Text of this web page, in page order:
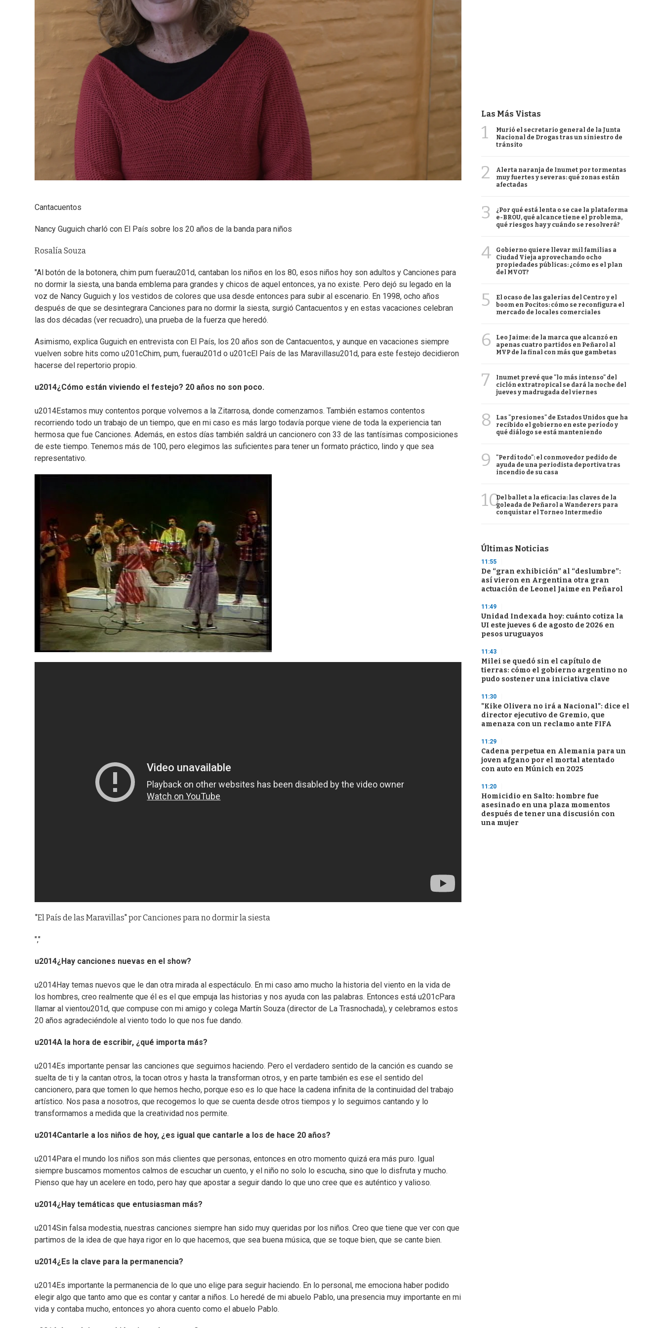
Cantacuentos
Nancy Guguich charló con El País sobre los 20 años de la banda para niños
Rosalía Souza
"Al botón de la botonera, chim pum fuerau201d, cantaban los niños en los 80, esos niños hoy son adultos y Canciones para
no dormir la siesta, una banda emblema para grandes y chicos de aquel entonces, ya no existe. Pero dejó su legado en la
voz de Nancy Guguich y los vestidos de colores que usa desde entonces para subir al escenario. En 1998, ocho años
después de que se desintegrara Canciones para no dormir la siesta, surgió Cantacuentos y en estas vacaciones celebran
las dos décadas (ver recuadro), una prueba de la fuerza que heredó.
Asimismo, explica Guguich en entrevista con El País, los 20 años son de Cantacuentos, y aunque en vacaciones siempre
vuelven sobre hits como u201cChim, pum, fuerau201d o u201cEl País de las Maravillasu201d, para este festejo decidieron
hacerse del repertorio propio.
u2014¿Cómo están viviendo el festejo? 20 años no son poco.
u2014Estamos muy contentos porque volvemos a la Zitarrosa, donde comenzamos. También estamos contentos
recorriendo todo un trabajo de un tiempo, que en mi caso es más largo todavía porque viene de toda la experiencia tan
hermosa que fue Canciones. Además, en estos días también saldrá un cancionero con 33 de las tantísimas composiciones
de este tiempo. Tenemos más de 100, pero elegimos las suficientes para tener un formato práctico, lindo y que sea
representativo.
"El País de las Maravillas" por Canciones para no dormir la siesta
","
u2014¿Hay canciones nuevas en el show?
u2014Hay temas nuevos que le dan otra mirada al espectáculo. En mi caso amo mucho la historia del viento en la vida de
los hombres, creo realmente que él es el que empuja las historias y nos ayuda con las palabras. Entonces está u201cPara
llamar al vientou201d, que compuse con mi amigo y colega Martín Souza (director de La Trasnochada), y celebramos estos
20 años agradeciéndole al viento todo lo que nos fue dando.
u2014A la hora de escribir, ¿qué importa más?
u2014Es importante pensar las canciones que seguimos haciendo. Pero el verdadero sentido de la canción es cuando se
suelta de ti y la cantan otros, la tocan otros y hasta la transforman otros, y en parte también es ese el sentido del
cancionero, para que tomen lo que hemos hecho, porque eso es lo que hace la cadena infinita de la continuidad del trabajo
artístico. Nos pasa a nosotros, que recogemos lo que se cuenta desde otros tiempos y lo seguimos cantando y lo
transformamos a medida que la creatividad nos permite.
u2014Cantarle a los niños de hoy, ¿es igual que cantarle a los de hace 20 años?
u2014Para el mundo los niños son más clientes que personas, entonces en otro momento quizá era más puro. Igual
siempre buscamos momentos calmos de escuchar un cuento, y el niño no solo lo escucha, sino que lo disfruta y mucho.
Pienso que hay un acelere en todo, pero hay que apostar a seguir dando lo que uno cree que es auténtico y valioso.
u2014¿Hay temáticas que entusiasman más?
u2014Sin falsa modestia, nuestras canciones siempre han sido muy queridas por los niños. Creo que tiene que ver con que
partimos de la idea de que haya rigor en lo que hacemos, que sea buena música, que se toque bien, que se cante bien.
u2014¿Es la clave para la permanencia?
u2014Es importante la permanencia de lo que uno elige para seguir haciendo. En lo personal, me emociona haber podido
elegir algo que tanto amo que es contar y cantar a niños. Lo heredé de mi abuelo Pablo, una presencia muy importante en mi
vida y contaba mucho, entonces yo ahora cuento como el abuelo Pablo.
Las Más Vistas
1
Murió el secretario general de la Junta
Nacional de Drogas tras un siniestro de
tránsito
2
Alerta naranja de Inumet por tormentas
muy fuertes y severas: qué zonas están
afectadas
3
¿Por qué está lenta o se cae la plataforma
e-BROU, qué alcance tiene el problema,
qué riesgos hay y cuándo se resolverá?
4
Gobierno quiere llevar mil familias a
Ciudad Vieja aprovechando ocho
propiedades públicas: ¿cómo es el plan
del MVOT?
5
El ocaso de las galerías del Centro y el
boom en Pocitos: cómo se reconfigura el
mercado de locales comerciales
6
Leo Jaime: de la marca que alcanzó en
apenas cuatro partidos en Peñarol al
MVP de la final con más que gambetas
7
Inumet prevé que "lo más intenso" del
ciclón extratropical se dará la noche del
jueves y madrugada del viernes
8
Las "presiones" de Estados Unidos que ha
recibido el gobierno en este período y
qué diálogo se está manteniendo
9
"Perdí todo": el conmovedor pedido de
ayuda de una periodista deportiva tras
incendio de su casa
10Del ballet a la eficacia: las claves de la
goleada de Peñarol a Wanderers para
conquistar el Torneo Intermedio
Últimas Noticias
11:55
De “gran exhibición” al “deslumbre”:
así vieron en Argentina otra gran
actuación de Leonel Jaime en Peñarol
11:49
Unidad Indexada hoy: cuánto cotiza la
UI este jueves 6 de agosto de 2026 en
pesos uruguayos
11:43
Milei se quedó sin el capítulo de
tierras: cómo el gobierno argentino no
pudo sostener una iniciativa clave
11:30
"Kike Olivera no irá a Nacional": dice el
director ejecutivo de Gremio, que
amenaza con un reclamo ante FIFA
11:29
Cadena perpetua en Alemania para un
joven afgano por el mortal atentado
con auto en Múnich en 2025
11:20
Homicidio en Salto: hombre fue
asesinado en una plaza momentos
después de tener una discusión con
una mujer